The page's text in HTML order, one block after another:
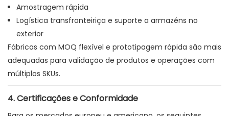
Amostragem rápida
Logística transfronteiriça e suporte a armazéns no
exterior
Fábricas com MOQ flexível e prototipagem rápida são mais
adequadas para validação de produtos e operações com
múltiplos SKUs.
4. Certificações e Conformidade